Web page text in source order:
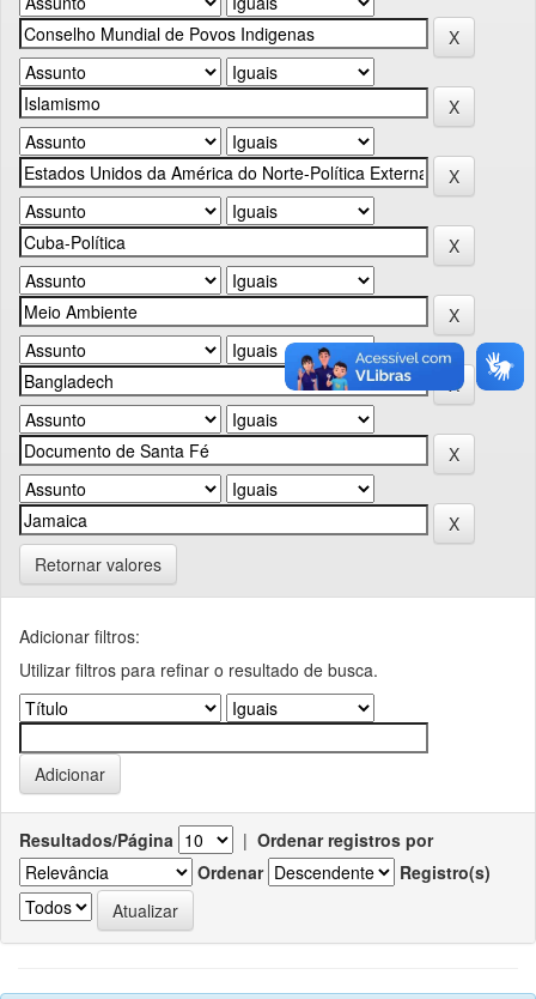
Retornar valores
Adicionar filtros:
Utilizar filtros para refinar o resultado de busca.
Resultados/Página | Ordenar registros por
Ordenar
Registro(s)